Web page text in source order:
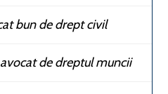
bun de drept civil
de dreptul muncii